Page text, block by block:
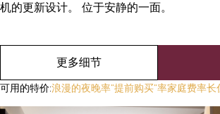
机的更新设计。 位于安静的一面。
更多细节
可用的特价:浪漫的夜晚率"提前购买"率家庭费率长